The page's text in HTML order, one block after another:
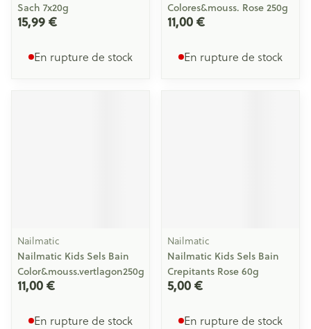
Sach 7x20g
15,99 €
En rupture de stock
Colores&mouss. Rose 250g
11,00 €
En rupture de stock
Nailmatic
Nailmatic Kids Sels Bain
Color&mouss.vertlagon250g
11,00 €
En rupture de stock
Nailmatic
Nailmatic Kids Sels Bain
Crepitants Rose 60g
5,00 €
En rupture de stock